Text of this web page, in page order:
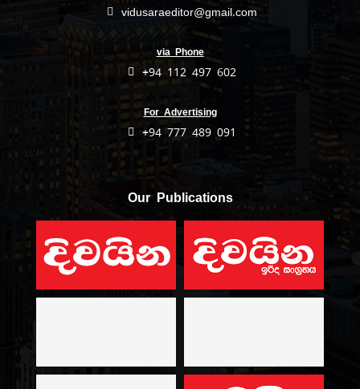
vidusaraeditor@gmail.com
via Phone
+94 112 497 602
For Advertising
+94 777 489 091
Our Publications